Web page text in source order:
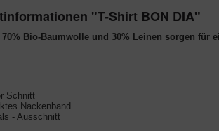
"T-Shirt BON DIA"
70% Bio-Baumwolle und 30% Leinen sorgen
Schnitt
Nackenband
- Ausschnitt